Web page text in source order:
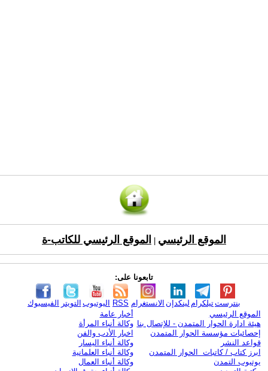
الموقع الرئيسي الموقع الرئيسي للكاتب-ة
تابعونا على:
الفيسبوك التويتر اليوتيوب RSS الانستغرام لينكدإن تيلكرامبنترست
الموقع الرئيسي
هيئة ادارة الحوار المتمدن - للإتصال بنا
إحصائيات مؤسسة الحوار المتمدن
قواعد النشر
ابرز كتاب / كاتبات الحوار المتمدن
يوتيوب التمدن
أخبار عامة
وكالة أنباء المرأة
اخبار الأدب والفن
وكالة أنباء اليسار
وكالة أنباء العلمانية
وكالة أنباء العمال